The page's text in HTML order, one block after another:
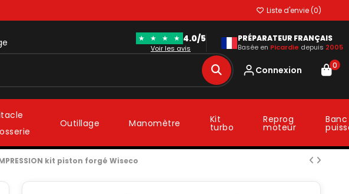
Liste d'envie (0)
★ ★ ★ ★ 4.0/5
Voir les avis
PRÉPARATEUR FRANÇAIS
Basée en Picardie depuis 2005
Connexion 0
Outillage Manomètre Kit
turbo
Reprog
moteur
kit piston forgé Wiseco